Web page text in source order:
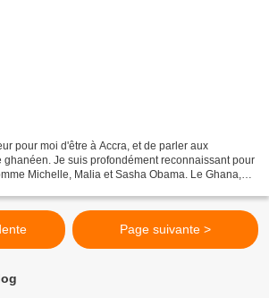
pour moi d'être à Accra, et de parler aux
Je suis profondément reconnaissant pour
Michelle, Malia et Sasha Obama. Le Ghana,
Page suivante >